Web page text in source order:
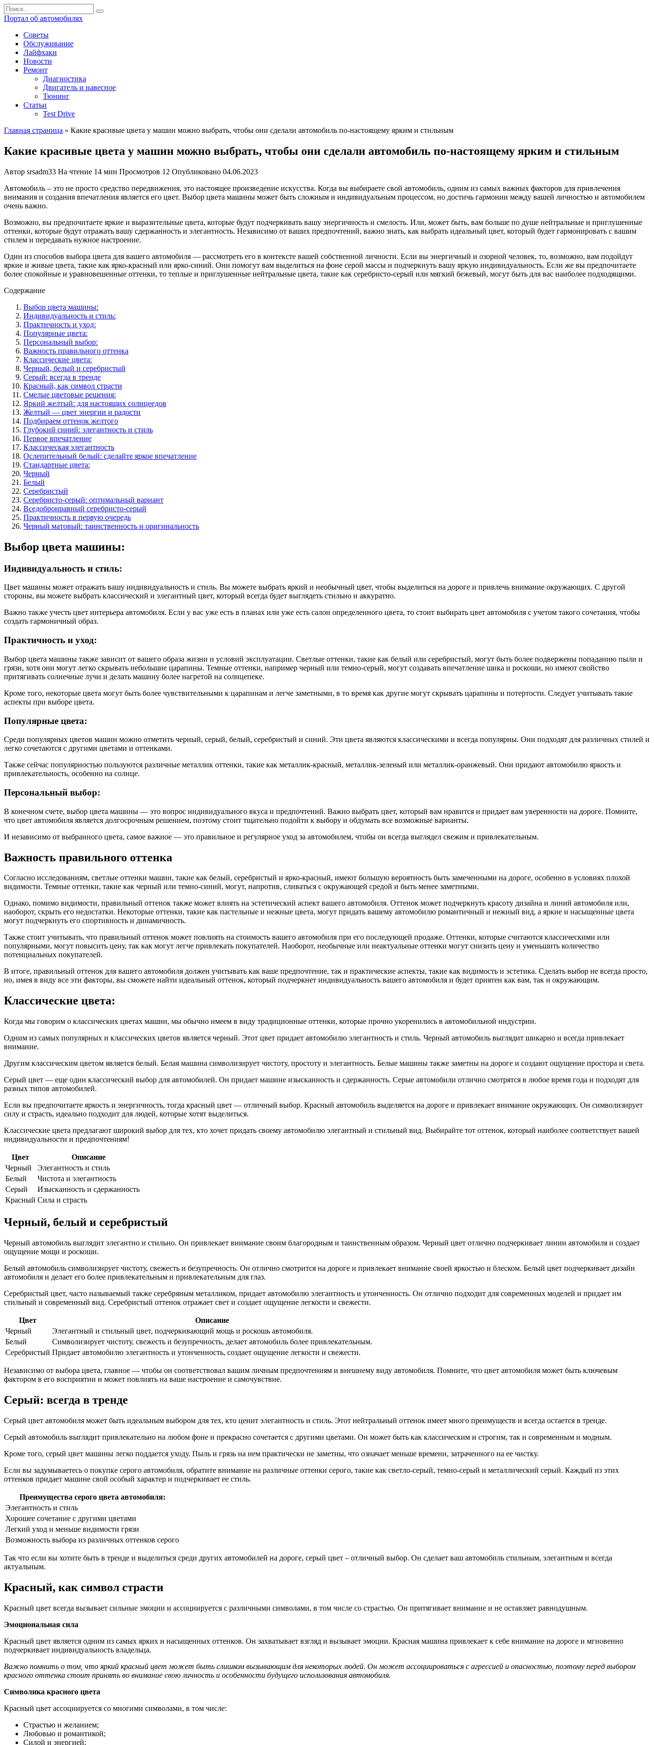
Перейти
к
содержанию
Search
for:
Портал об автомобилях
Советы
Обслуживание
Лайфхаки
Новости
Ремонт
Диагностика
Двигатель и навесное
Тюнинг
Статьи
Test Drive
Главная страница » Какие красивые цвета у машин можно выбрать, чтобы они сделали автомобиль по-настоящему ярким и стильным
Какие красивые цвета у машин можно выбрать, чтобы они сделали автомобиль по-настоящему ярким и стильным
Автор srsadm33 На чтение 14 мин Просмотров 12 Опубликовано 04.06.2023
Автомобиль – это не просто средство передвижения, это настоящее произведение искусства. Когда вы выбираете свой автомобиль, одним из самых важных факторов для привлечения
внимания и создания впечатления является его цвет. Выбор цвета машины может быть сложным и индивидуальным процессом, но достичь гармонии между вашей личностью и автомобилем
очень важно.
Возможно, вы предпочитаете яркие и выразительные цвета, которые будут подчеркивать вашу энергичность и смелость. Или, может быть, вам больше по душе нейтральные и приглушенные
оттенки, которые будут отражать вашу сдержанность и элегантность. Независимо от ваших предпочтений, важно знать, как выбрать идеальный цвет, который будет гармонировать с вашим
стилем и передавать нужное настроение.
Один из способов выбора цвета для вашего автомобиля — рассмотреть его в контексте вашей собственной личности. Если вы энергичный и озорной человек, то, возможно, вам подойдут
яркие и живые цвета, такие как ярко-красный или ярко-синий. Они помогут вам выделиться на фоне серой массы и подчеркнуть вашу яркую индивидуальность. Если же вы предпочитаете
более спокойные и уравновешенные оттенки, то теплые и приглушенные нейтральные цвета, такие как серебристо-серый или мягкий бежевый, могут быть для вас наиболее подходящими.
Содержание
Выбор цвета машины:
Индивидуальность и стиль:
Практичность и уход:
Популярные цвета:
Персональный выбор:
Важность правильного оттенка
Классические цвета:
Черный, белый и серебристый
Серый: всегда в тренде
Красный, как символ страсти
Смелые цветовые решения:
Яркий желтый: для настоящих солнцеедов
Желтый — цвет энергии и радости
Подбираем оттенок желтого
Глубокий синий: элегантность и стиль
Первое впечатление
Классическая элегантность
Ослепительный белый: сделайте яркое впечатление
Стандартные цвета:
Черный
Белый
Серебристый
Серебристо-серый: оптимальный вариант
Вседобронравный серебристо-серый
Практичность в первую очередь
Черный матовый: таинственность и оригинальность
Выбор цвета машины:
Индивидуальность и стиль:
Цвет машины может отражать вашу индивидуальность и стиль. Вы можете выбрать яркий и необычный цвет, чтобы выделиться на дороге и привлечь внимание окружающих. С другой
стороны, вы можете выбрать классический и элегантный цвет, который всегда будет выглядеть стильно и аккуратно.
Важно также учесть цвет интерьера автомобиля. Если у вас уже есть в планах или уже есть салон определенного цвета, то стоит выбирать цвет автомобиля с учетом такого сочетания, чтобы
создать гармоничный образ.
Практичность и уход:
Выбор цвета машины также зависит от вашего образа жизни и условий эксплуатации. Светлые оттенки, такие как белый или серебристый, могут быть более подвержены попаданию пыли и
грязи, хотя они могут легко скрывать небольшие царапины. Темные оттенки, например черный или темно-серый, могут создавать впечатление шика и роскоши, но имеют свойство
притягивать солнечные лучи и делать машину более нагретой на солнцепеке.
Кроме того, некоторые цвета могут быть более чувствительными к царапинам и легче заметными, в то время как другие могут скрывать царапины и потертости. Следует учитывать такие
аспекты при выборе цвета.
Популярные цвета:
Среди популярных цветов машин можно отметить черный, серый, белый, серебристый и синий. Эти цвета являются классическими и всегда популярны. Они подходят для различных стилей и
легко сочетаются с другими цветами и оттенками.
Также сейчас популярностью пользуются различные металлик оттенки, такие как металлик-красный, металлик-зеленый или металлик-оранжевый. Они придают автомобилю яркость и
привлекательность, особенно на солнце.
Персональный выбор:
В конечном счете, выбор цвета машины — это вопрос индивидуального вкуса и предпочтений. Важно выбрать цвет, который вам нравится и придает вам уверенности на дороге. Помните,
что цвет автомобиля является долгосрочным решением, поэтому стоит тщательно подойти к выбору и обдумать все возможные варианты.
И независимо от выбранного цвета, самое важное — это правильное и регулярное уход за автомобилем, чтобы он всегда выглядел свежим и привлекательным.
Важность правильного оттенка
Согласно исследованиям, светлые оттенки машин, такие как белый, серебристый и ярко-красный, имеют большую вероятность быть замеченными на дороге, особенно в условиях плохой
видимости. Темные оттенки, такие как черный или темно-синий, могут, напротив, сливаться с окружающей средой и быть менее заметными.
Однако, помимо видимости, правильный оттенок также может влиять на эстетический аспект вашего автомобиля. Оттенок может подчеркнуть красоту дизайна и линий автомобиля или,
наоборот, скрыть его недостатки. Некоторые оттенки, такие как пастельные и нежные цвета, могут придать вашему автомобилю романтичный и нежный вид, а яркие и насыщенные цвета
могут подчеркнуть его спортивность и динамичность.
Также стоит учитывать, что правильный оттенок может повлиять на стоимость вашего автомобиля при его последующей продаже. Оттенки, которые считаются классическими или
популярными, могут повысить цену, так как могут легче привлекать покупателей. Наоборот, необычные или неактуальные оттенки могут снизить цену и уменьшить количество
потенциальных покупателей.
В итоге, правильный оттенок для вашего автомобиля должен учитывать как ваше предпочтение, так и практические аспекты, такие как видимость и эстетика. Сделать выбор не всегда просто,
но, имея в виду все эти факторы, вы сможете найти идеальный оттенок, который подчеркнет индивидуальность вашего автомобиля и будет приятен как вам, так и окружающим.
Классические цвета:
Когда мы говорим о классических цветах машин, мы обычно имеем в виду традиционные оттенки, которые прочно укоренились в автомобильной индустрии.
Одним из самых популярных и классических цветов является черный. Этот цвет придает автомобилю элегантность и стиль. Черный автомобиль выглядит шикарно и всегда привлекает
внимание.
Другим классическим цветом является белый. Белая машина символизирует чистоту, простоту и элегантность. Белые машины также заметны на дороге и создают ощущение простора и света.
Серый цвет — еще один классический выбор для автомобилей. Он придает машине изысканность и сдержанность. Серые автомобили отлично смотрятся в любое время года и подходят для
разных типов автомобилей.
Если вы предпочитаете яркость и энергичность, тогда красный цвет — отличный выбор. Красный автомобиль выделяется на дороге и привлекает внимание окружающих. Он символизирует
силу и страсть, идеально подходит для людей, которые хотят выделиться.
Классические цвета предлагают широкий выбор для тех, кто хочет придать своему автомобилю элегантный и стильный вид. Выбирайте тот оттенок, который наиболее соответствует вашей
индивидуальности и предпочтениям!
Цвет
Описание
Черный
Элегантность и стиль
Белый
Чистота и элегантность
Серый
Изысканность и сдержанность
Красный Сила и страсть
Черный, белый и серебристый
Черный автомобиль выглядит элегантно и стильно. Он привлекает внимание своим благородным и таинственным образом. Черный цвет отлично подчеркивает линии автомобиля и создает
ощущение мощи и роскоши.
Белый автомобиль символизирует чистоту, свежесть и безупречность. Он отлично смотрится на дороге и привлекает внимание своей яркостью и блеском. Белый цвет подчеркивает дизайн
автомобиля и делает его более привлекательным и привлекательным для глаз.
Серебристый цвет, часто называемый также серебряным металликом, придает автомобилю элегантность и утонченность. Он отлично подходит для современных моделей и придает им
стильный и современный вид. Серебристый оттенок отражает свет и создает ощущение легкости и свежести.
Цвет
Описание
Черный
Элегантный и стильный цвет, подчеркивающий мощь и роскошь автомобиля.
Белый
Символизирует чистоту, свежесть и безупречность, делает автомобиль более привлекательным.
Серебристый Придает автомобилю элегантность и утонченность, создает ощущение легкости и свежести.
Независимо от выбора цвета, главное — чтобы он соответствовал вашим личным предпочтениям и внешнему виду автомобиля. Помните, что цвет автомобиля может быть ключевым
фактором в его восприятии и может повлиять на ваше настроение и самочувствие.
Серый: всегда в тренде
Серый цвет автомобиля может быть идеальным выбором для тех, кто ценит элегантность и стиль. Этот нейтральный оттенок имеет много преимуществ и всегда остается в тренде.
Серый автомобиль выглядит привлекательно на любом фоне и прекрасно сочетается с другими цветами. Он может быть как классическим и строгим, так и современным и модным.
Кроме того, серый цвет машины легко поддается уходу. Пыль и грязь на нем практически не заметны, что означает меньше времени, затраченного на ее чистку.
Если вы задумываетесь о покупке серого автомобиля, обратите внимание на различные оттенки серого, такие как светло-серый, темно-серый и металлический серый. Каждый из этих
оттенков придает машине свой особый характер и подчеркивает ее стиль.
Преимущества серого цвета автомобиля:
Элегантность и стиль
Хорошее сочетание с другими цветами
Легкий уход и меньше видимости грязи
Возможность выбора из различных оттенков серого
Так что если вы хотите быть в тренде и выделиться среди других автомобилей на дороге, серый цвет – отличный выбор. Он сделает ваш автомобиль стильным, элегантным и всегда
актуальным.
Красный, как символ страсти
Красный цвет всегда вызывает сильные эмоции и ассоциируется с различными символами, в том числе со страстью. Он притягивает внимание и не оставляет равнодушным.
Эмоциональная сила
Красный цвет является одним из самых ярких и насыщенных оттенков. Он захватывает взгляд и вызывает эмоции. Красная машина привлекает к себе внимание на дороге и мгновенно
подчеркивает индивидуальность владельца.
Важно помнить о том, что яркий красный цвет может быть слишком вызывающим для некоторых людей. Он может ассоциироваться с агрессией и опасностью, поэтому перед выбором
красного оттенка стоит принять во внимание свою личность и особенности будущего использования автомобиля.
Символика красного цвета
Красный цвет ассоциируется со многими символами, в том числе:
Страстью и желанием;
Любовью и романтикой;
Силой и энергией;